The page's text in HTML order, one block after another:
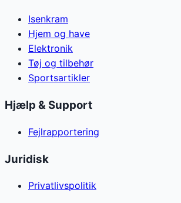
Isenkram
Hjem og have
Elektronik
Tøj og tilbehør
Sportsartikler
Hjælp & Support
Fejlrapportering
Juridisk
Privatlivspolitik